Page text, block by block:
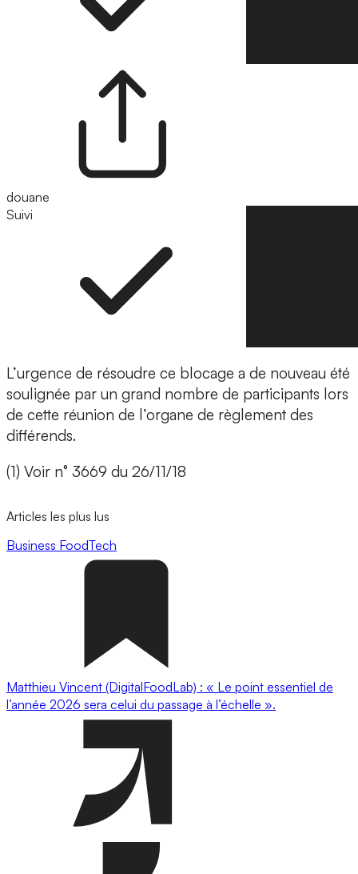
douane
Suivi
L’urgence de résoudre ce blocage a de nouveau été
soulignée par un grand nombre de participants lors
de cette réunion de l’organe de règlement des
différends.
(1) Voir n° 3669 du 26/11/18
Articles les plus lus
Business FoodTech
Matthieu Vincent (DigitalFoodLab) : « Le point essentiel de
l’année 2026 sera celui du passage à l’échelle ».